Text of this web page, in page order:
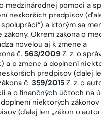
o medzinárodnej pomoci a
neskorších predpisov
a ktorým sa
Okrem zákona o
novelou aj k zmene a
č. 563/2009 Z. z. o
a o zmene a doplnení
predpisov (ďalej
č.359/2015 Z. z. o
a o finančných účtoch na
niektorých zákonov
(ďalej len „zákon o